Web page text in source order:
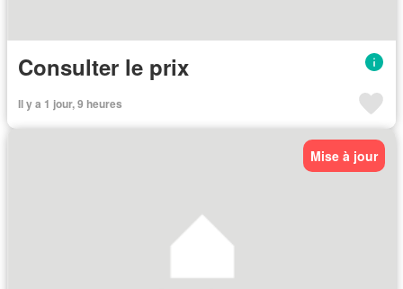
Consulter le prix
Il y a 1 jour, 9 heures
Mise à jour